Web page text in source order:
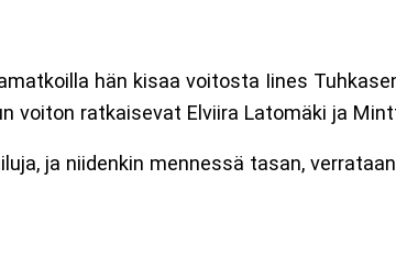
hän kisaa voitosta Iines
voiton ratkaisevat Elviira Latomäki ja
ja niidenkin mennessä tasan,